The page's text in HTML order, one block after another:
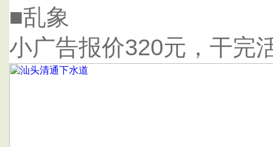
■乱象
小广告报价320元，干完